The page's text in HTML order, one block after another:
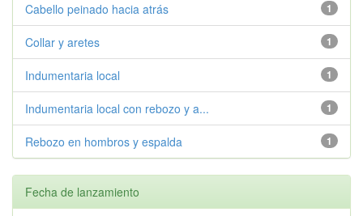
1
Cabello peinado hacia atrás
1
Collar y aretes
1
Indumentaria local
1
Indumentaria local con rebozo y a...
1
Rebozo en hombros y espalda
Fecha de lanzamiento